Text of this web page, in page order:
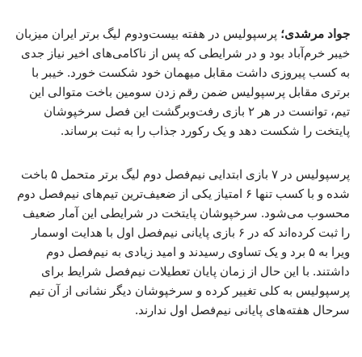
جواد مرشدی؛ پرسپولیس در هفته بیست‌ودوم لیگ برتر ایران میزبان
خیبر خرم‌آباد بود و در شرایطی که پس از ناکامی‌های اخیر نیاز جدی
به کسب پیروزی داشت مقابل میهمان خود شکست خورد. خیبر با
برتری مقابل پرسپولیس ضمن رقم زدن سومین باخت متوالی این
تیم، توانست در هر ۲ بازی رفت‌وبرگشت این فصل سرخپوشان
پایتخت را شکست دهد و یک رکورد جذاب را به ثبت برساند.
پرسپولیس در ۷ بازی ابتدایی نیم‌فصل دوم لیگ برتر متحمل ۵ باخت
شده و با کسب تنها ۶ امتیاز یکی از ضعیف‌ترین تیم‌های نیم‌فصل دوم
محسوب می‌شود. سرخپوشان پایتخت در شرایطی این آمار ضعیف
را ثبت کرده‌اند که در ۶ بازی پایانی نیم‌فصل اول با هدایت اوسمار
ویرا به ۵ برد و یک تساوی رسیدند و امید زیادی به نیم‌فصل دوم
داشتند. با این حال از زمان پایان تعطیلات نیم‌فصل شرایط برای
پرسپولیس به کلی تغییر کرده و سرخپوشان دیگر نشانی از آن تیم
سرحال هفته‌های پایانی نیم‌فصل اول ندارند.